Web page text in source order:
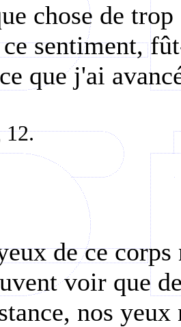
chose de
sentiment,
que j'ai
de ce
voir que
nos